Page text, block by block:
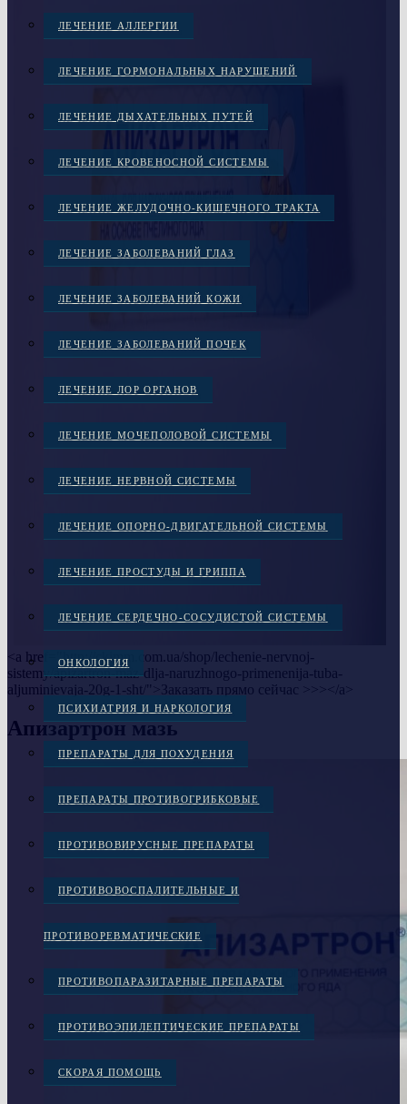
ЛЕЧЕНИЕ АЛЛЕРГИИ
ЛЕЧЕНИЕ ГОРМОНАЛЬНЫХ НАРУШЕНИЙ
ЛЕЧЕНИЕ ДЫХАТЕЛЬНЫХ ПУТЕЙ
ЛЕЧЕНИЕ КРОВЕНОСНОЙ СИСТЕМЫ
ЛЕЧЕНИЕ ЖЕЛУДОЧНО-КИШЕЧНОГО ТРАКТА
ЛЕЧЕНИЕ ЗАБОЛЕВАНИЙ ГЛАЗ
ЛЕЧЕНИЕ ЗАБОЛЕВАНИЙ КОЖИ
ЛЕЧЕНИЕ ЗАБОЛЕВАНИЙ ПОЧЕК
ЛЕЧЕНИЕ ЛОР ОРГАНОВ
ЛЕЧЕНИЕ МОЧЕПОЛОВОЙ СИСТЕМЫ
ЛЕЧЕНИЕ НЕРВНОЙ СИСТЕМЫ
ЛЕЧЕНИЕ ОПОРНО-ДВИГАТЕЛЬНОЙ СИСТЕМЫ
ЛЕЧЕНИЕ ПРОСТУДЫ И ГРИППА
ЛЕЧЕНИЕ СЕРДЕЧНО-СОСУДИСТОЙ СИСТЕМЫ
ОНКОЛОГИЯ
ПСИХИАТРИЯ И НАРКОЛОГИЯ
ПРЕПАРАТЫ ДЛЯ ПОХУДЕНИЯ
ПРЕПАРАТЫ ПРОТИВОГРИБКОВЫЕ
ПРОТИВОВИРУСНЫЕ ПРЕПАРАТЫ
ПРОТИВОВОСПАЛИТЕЛЬНЫЕ И
ПРОТИВОРЕВМАТИЧЕСКИЕ
ПРОТИВОПАРАЗИТАРНЫЕ ПРЕПАРАТЫ
ПРОТИВОЭПИЛЕПТИЧЕСКИЕ ПРЕПАРАТЫ
СКОРАЯ ПОМОЩЬ
<a href="http://ckimm.com.ua/shop/lechenie-nervnoj-
sistemy/apizartron-maz-dlja-naruzhnogo-primenenija-tuba-
aljuminievaja-20g-1-sht/">Заказать прямо сейчас >>></a>
Апизартрон мазь